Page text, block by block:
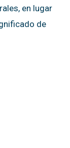
en lugar
de